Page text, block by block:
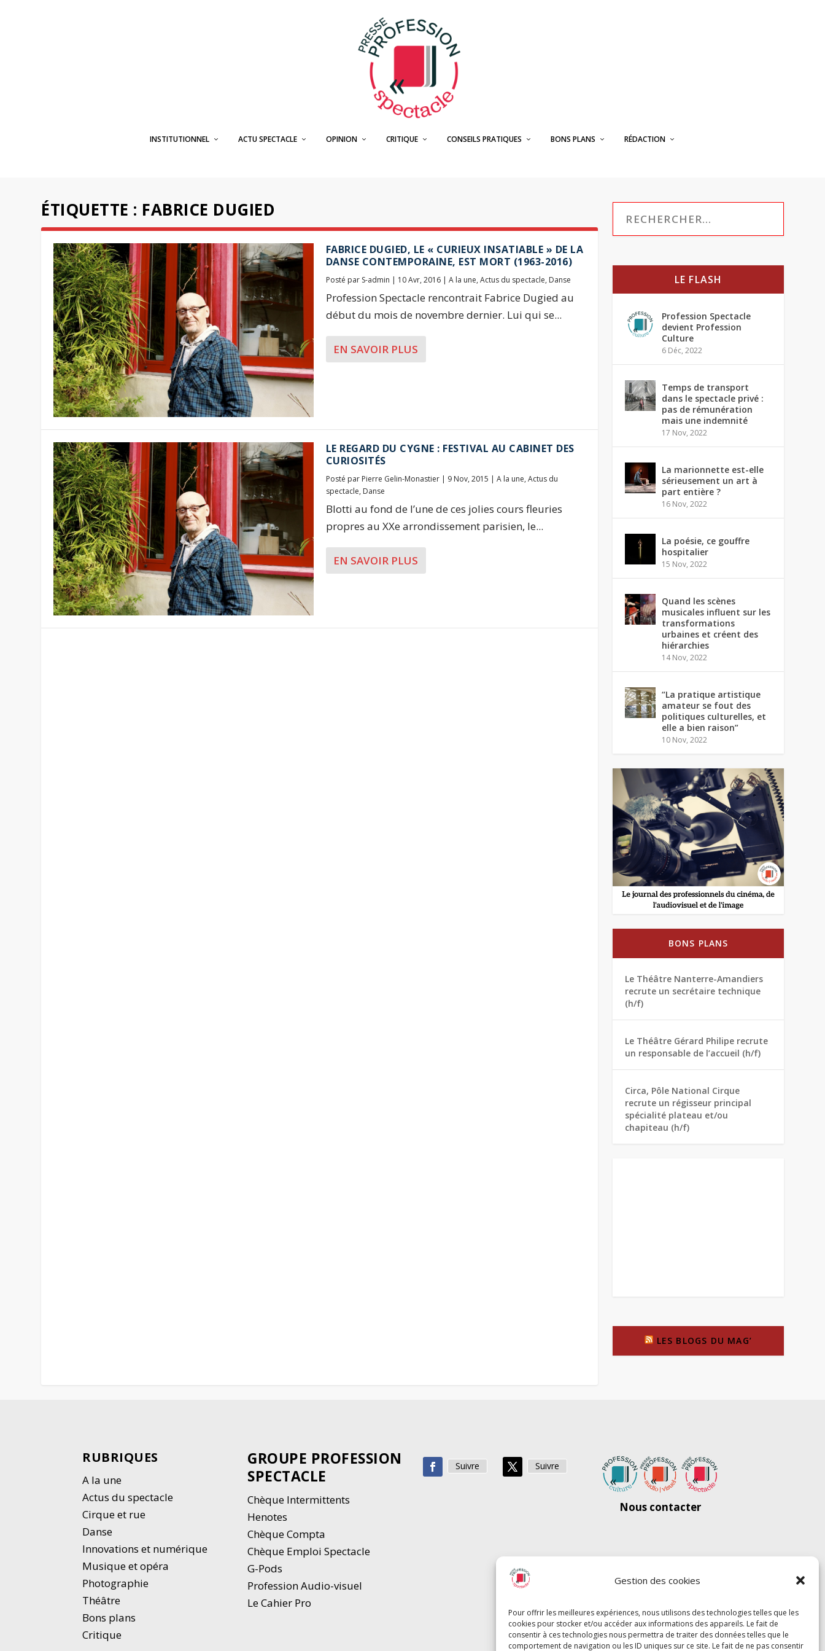
Gestion des cookies
Pour offrir les meilleures expériences, nous utilisons des technologies telles que les
cookies pour stocker et/ou accéder aux informations des appareils. Le fait de
consentir à ces technologies nous permettra de traiter des données telles que le
comportement de navigation ou les ID uniques sur ce site. Le fait de ne pas consentir
INSTITUTIONNEL ACTU SPECTACLE OPINION CRITIQUE CONSEILS PRATIQUES BONS PLANS RÉDACTION
ÉTIQUETTE : FABRICE DUGIED
FABRICE DUGIED, LE « CURIEUX INSATIABLE » DE LA
DANSE CONTEMPORAINE, EST MORT (1963-2016)
Posté par S-admin | 10 Avr, 2016| A la une, Actus du spectacle, Danse
Profession Spectacle rencontrait Fabrice Dugied au
début du mois de novembre dernier. Lui qui se...
EN SAVOIR PLUS
LE REGARD DU CYGNE : FESTIVAL AU CABINET DES
CURIOSITÉS
Posté par Pierre Gelin-Monastier| 9 Nov, 2015 | A la une, Actus du
spectacle, Danse
Blotti au fond de l’une de ces jolies cours fleuries
propres au XXe arrondissement parisien, le...
EN SAVOIR PLUS
LE FLASH
Profession Spectacle
devient Profession
Culture
6 Déc, 2022
Temps de transport
dans le spectacle privé :
pas de rémunération
mais une indemnité
17 Nov, 2022
La marionnette est-elle
sérieusement un art à
part entière ?
16 Nov, 2022
La poésie, ce gouffre
hospitalier
15 Nov, 2022
Quand les scènes
musicales influent sur les
transformations
urbaines et créent des
hiérarchies
14 Nov, 2022
“La pratique artistique
amateur se fout des
politiques culturelles, et
elle a bien raison”
10 Nov, 2022
BONS PLANS
Le Théâtre Nanterre-Amandiers
recrute un secrétaire technique
(h/f)
Le Théâtre Gérard Philipe recrute
un responsable de l’accueil (h/f)
Circa, Pôle National Cirque
recrute un régisseur principal
spécialité plateau et/ou
chapiteau (h/f)
LES BLOGS DU MAG’
RUBRIQUES
A la une
Actus du spectacle
Cirque et rue
Danse
Innovations et numérique
Musique et opéra
Photographie
Théâtre
Bons plans
Critique
GROUPE PROFESSION
SPECTACLE
Chèque Intermittents
Henotes
Chèque Compta
Chèque Emploi Spectacle
G-Pods
Profession Audio-visuel
Le Cahier Pro
Suivre Suivre
Nous contacter